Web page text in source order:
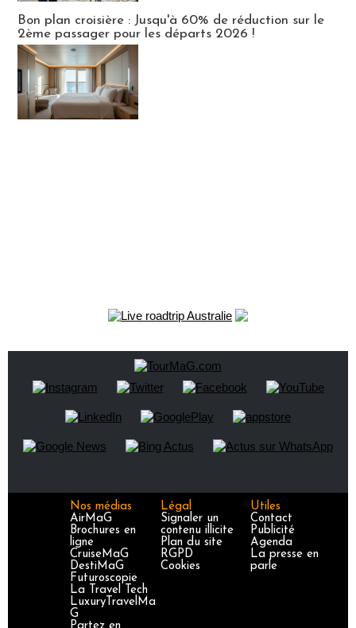
Bon plan croisière : Jusqu'à 60% de réduction sur le
2ème passager pour les départs 2026 !
Nos médias
AirMaG
Brochures en
ligne
CruiseMaG
DestiMaG
Futuroscopie
La Travel Tech
LuxuryTravelMa
G
Légal
Signaler un
contenu illicite
Plan du site
RGPD
Cookies
Utiles
Contact
Publicité
Agenda
La presse en
parle